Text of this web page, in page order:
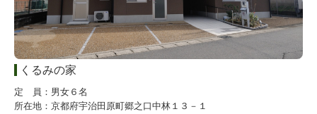
くるみの家
定 員：男女６名
所在地：京都府宇治田原町郷之口中林１３－１